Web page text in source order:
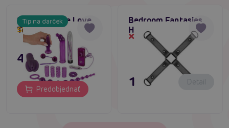
Tip na darček
Sada Surprise Love
Toy
Skladom do týždňa
43,80 €
Predobjednať
Bedroom Fantasies
Hogtie, bondage kríž
Dočasne vypredané
11,80 € Detail